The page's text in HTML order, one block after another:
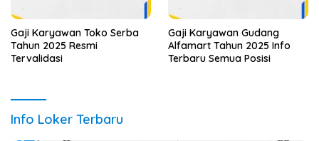
Gaji Karyawan Toko Serba
Tahun 2025 Resmi
Tervalidasi
Gaji Karyawan Gudang
Alfamart Tahun 2025 Info
Terbaru Semua Posisi
Info Loker Terbaru